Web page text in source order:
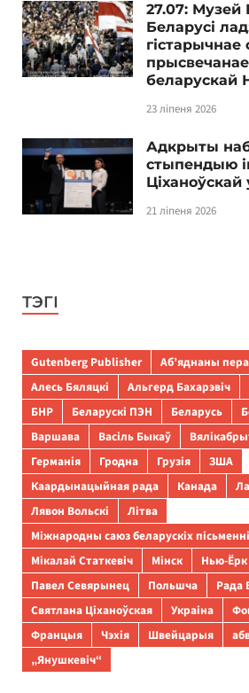
27.07: Музей
Беларусі
гістарычнае
беларускай
23 ліпеня 2026
Адкрыты
стыпендыю
Ціханоўскай
21 ліпеня 2026
ТЭГІ
Gutenberg Publisher
Аб’яднаны
Алесь Бяляцкі
Альгерд Бахарэвіч
БНР
Беларускі ПЭН Беларусь
Варшава
Васіль Быкаў
Германія
Гродна Грузія
ЗША
Каардынацыйная рада
Канада
Лявон Вольскі
Літва
Міжнародны саюз беларускіх
Мікалай Статкевіч
Мінск Нью-Ёрк
Павел Севярынец
Польшча Рада
Святлана Ціханоўская
Украіна
Францыя
Чэхія Швейцарыя
„Янушкевіч“